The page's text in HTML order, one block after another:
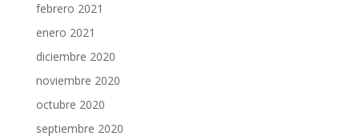
febrero 2021
enero 2021
diciembre 2020
noviembre 2020
octubre 2020
septiembre 2020